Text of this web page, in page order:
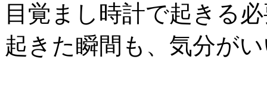
目覚まし時計で起きる
起きた瞬間も、気分が